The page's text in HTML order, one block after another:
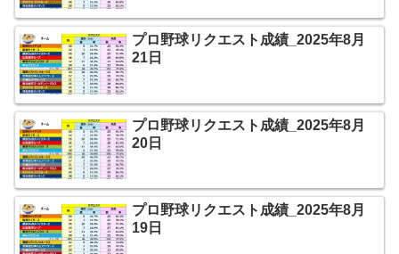
プロ野球リクエスト成績_2025年8月
21日
プロ野球リクエスト成績_2025年8月
20日
プロ野球リクエスト成績_2025年8月
19日